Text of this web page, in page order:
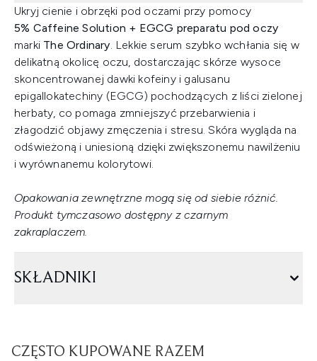
Ukryj cienie i obrzęki pod oczami przy pomocy
5% Caffeine Solution + EGCG preparatu pod oczy
marki The Ordinary. Lekkie serum szybko wchłania się w
delikatną okolicę oczu, dostarczając skórze wysoce
skoncentrowanej dawki kofeiny i galusanu
epigallokatechiny (EGCG) pochodzących z liści zielonej
herbaty, co pomaga zmniejszyć przebarwienia i
złagodzić objawy zmęczenia i stresu. Skóra wygląda na
odświeżoną i uniesioną dzięki zwiększonemu nawilżeniu
i wyrównanemu kolorytowi.
Opakowania zewnętrzne mogą się od siebie różnić.
Produkt tymczasowo dostępny z czarnym
zakraplaczem.
SKŁADNIKI
CZĘSTO KUPOWANE RAZEM